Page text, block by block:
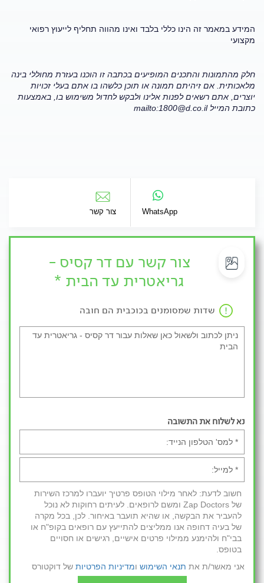
המידע במאמר זה הינו כללי בלבד ואינו מהווה תחליף לייעוץ רפואי
מקצועי
חלק מהתמונות והתכנים המופיעים בכתבה זו הוכנו בעזרת מחוללי בינה
מלאכותית. אם זיהיתם תמונה או תוכן כלשהו בו אתם בעלי זכויות
יוצרים, אתם רשאים לפנות אלינו ולבקש לחדול משימוש בו, באמצעות
כתובת המייל mailto:
1800@d.co.il
WhatsApp צור קשר
צור קשר עם דר קסיס -
גריאטרית עד הבית *
שדות שמסומנים בכוכבית הם חובה
נא לשלוח את התשובה
חשוב לדעת: לאחר מילוי הטופס פרטיך יועברו למרכז השירות
של Zap Doctors ומשם לרופאים. לעיתים רחוקות לא נוכל
להעביר את הבקשה, או שהיא תועבר באיחור. לכן, בכל מקרה
של בעיה דחופה אנו ממליצים להתייעץ עם רופאים בקופ"ח או
בבי"ח ולהימנע ממילוי פרטים אישיים, רגישים או חסויים
בטופס.
אני מאשר/ת את תנאי השימוש ומדיניות הפרטיות של דוקטורס